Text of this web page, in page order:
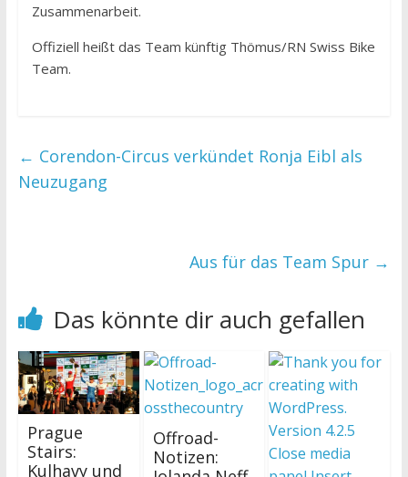
Zusammenarbeit.
Offiziell heißt das Team künftig Thömus/RN Swiss Bike
Team.
← Corendon-Circus verkündet Ronja Eibl als
Neuzugang
Aus für das Team Spur →
Das könnte dir auch gefallen
Prague
Stairs:
Kulhavy und
Offroad-
Notizen: